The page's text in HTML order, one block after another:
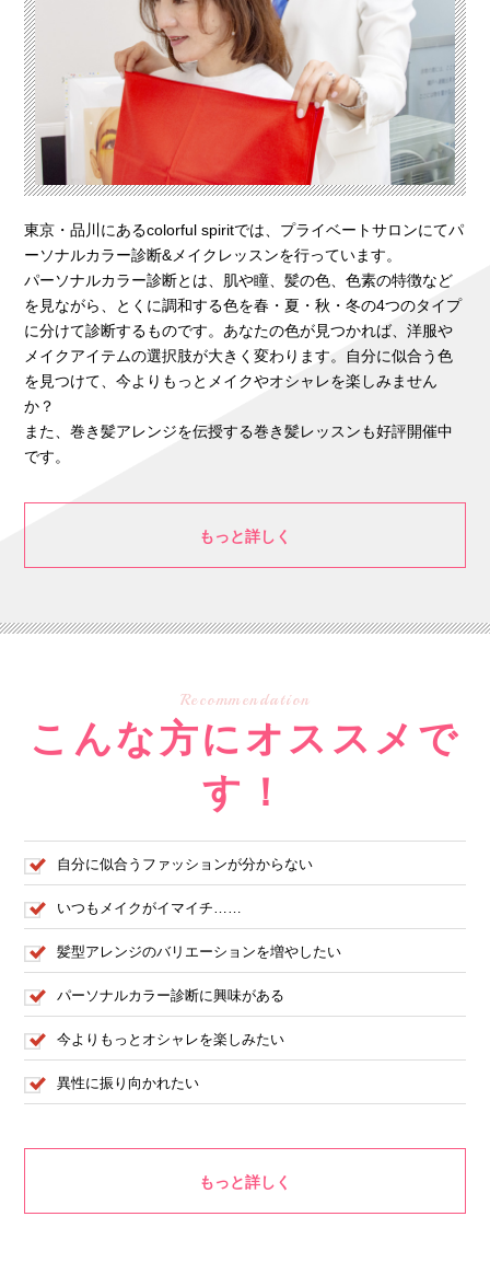
東京・品川にあるcolorful spiritでは、プライベートサロンにてパ
ーソナルカラー診断&メイクレッスンを行っています。
パーソナルカラー診断とは、肌や瞳、髪の色、色素の特徴など
を見ながら、とくに調和する色を春・夏・秋・冬の4つのタイプ
に分けて診断するものです。あなたの色が見つかれば、洋服や
メイクアイテムの選択肢が大きく変わります。自分に似合う色
を見つけて、今よりもっとメイクやオシャレを楽しみません
か？
また、巻き髪アレンジを伝授する巻き髪レッスンも好評開催中
です。
もっと詳しく
Recommendation
こんな方にオススメで
す！
自分に似合うファッションが分からない
いつもメイクがイマイチ……
髪型アレンジのバリエーションを増やしたい
パーソナルカラー診断に興味がある
今よりもっとオシャレを楽しみたい
異性に振り向かれたい
もっと詳しく